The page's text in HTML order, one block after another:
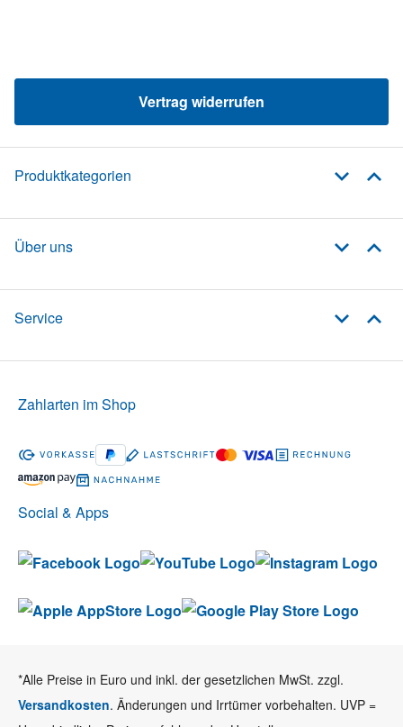
Vertrag widerrufen
Produktkategorien
Über uns
Service
Social & Apps
Zahlarten im Shop
*Alle Preise in Euro und inkl. der gesetzlichen MwSt. zzgl.
Versandkosten. Änderungen und Irrtümer vorbehalten. UVP =